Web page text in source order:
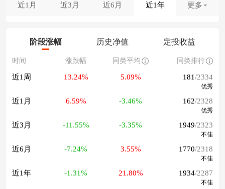
近1月 近3月 近6月 近1年 更多
阶段涨幅 历史净值 定投收益
时间 涨跌幅 同类平均 同类排行
近1周 13.24% 5.09% 181/2334
优秀
近1月 6.59% -3.46% 162/2328
优秀
近3月 -11.55% -3.35% 1949/2323
不佳
近6月 -7.24% 3.55% 1770/2318
不佳
近1年 -1.31% 21.80% 1934/2287
不佳